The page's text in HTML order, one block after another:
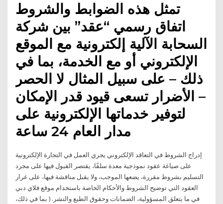
تمثل هذه الضوابط والشروط
اتفاق رسمي “عقد” بين شركة
السحابة الآلية إلكترونية مع الموقع
الإلكتروني أو مع الخدمة، بما في
ذلك – على سبيل المثال لا الحصر
– الأضرار تسعى قيود قدر الإمكان
لتوفير خدماتها الإلكترونية على
مدار العام 24 ساعة
إدراج الشروط في التعاقد الإلكتروني يجري العمل في التجارة الإلكترونية
على صياغة عقود نموذجية معدة سلفًا، يقتصر القبول فيها على مجرد
التسليم بشروط مقررة، يضعها الموجب، ولا يقبل مناقشة فيها، على غرار
العقود التي توضيح الشروط والأحكام الخاصة باستخدام موقع فلاي دبي
في ما يتعلق المسؤولية، الضمانات وحقوق الطبع والنشر. ( بما في ذلك،